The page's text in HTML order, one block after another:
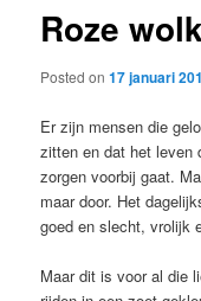
content
Roze
Posted on17 januari
Er zijn mensen die
zitten en dat het leven
zorgen voorbij gaat.
maar door. Het
goed en slecht, vrolijk
Maar dit is voor al die